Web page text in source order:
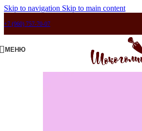
Skip to navigation Skip to main content
+7 (960) 757-70-07
МЕНЮ